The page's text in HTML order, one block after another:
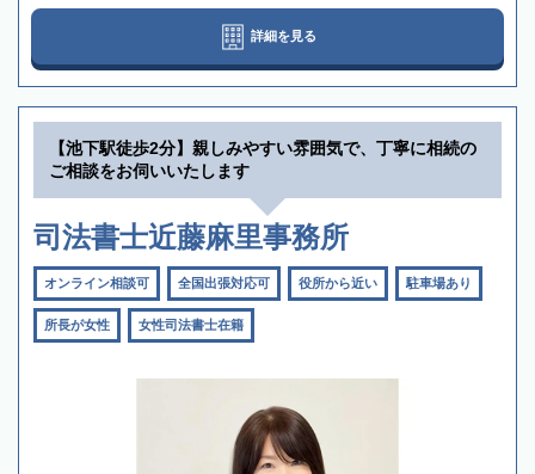
詳細を見る
【池下駅徒歩2分】親しみやすい雰囲気で、丁寧に相続の
ご相談をお伺いいたします
司法書士近藤麻里事務所
オンライン相談可 全国出張対応可 役所から近い 駐車場あり
所長が女性 女性司法書士在籍